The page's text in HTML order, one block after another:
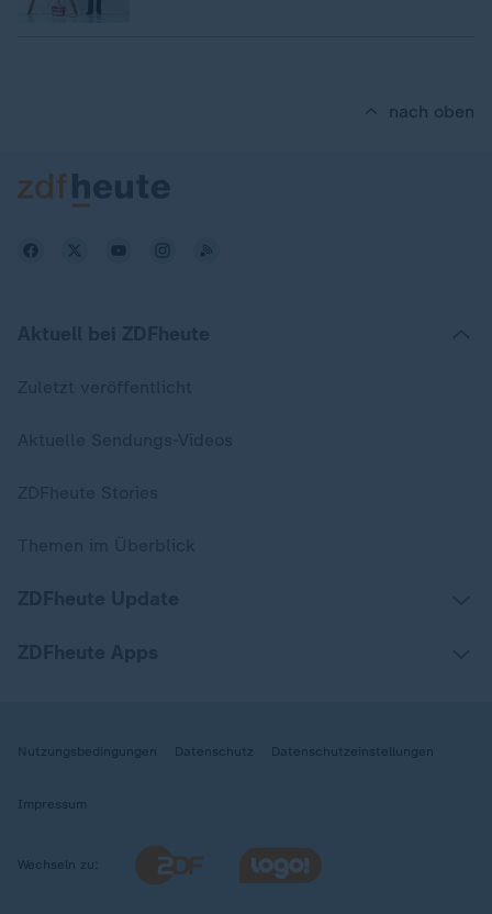
nach oben
Nutzungsbedingungen Datenschutz Datenschutzeinstellungen
Impressum
Wechseln zu: